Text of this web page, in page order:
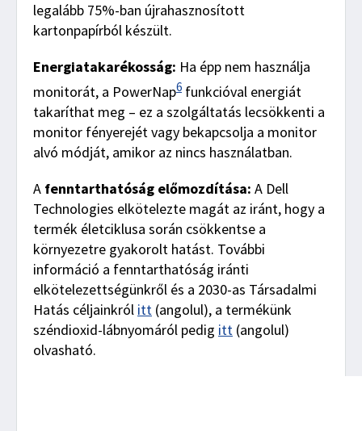
legalább 75%-ban újrahasznosított
kartonpapírból készült.
Energiatakarékosság: Ha épp nem használja
monitorát, a PowerNap6 funkcióval energiát
takaríthat meg – ez a szolgáltatás lecsökkenti a
monitor fényerejét vagy bekapcsolja a monitor
alvó módját, amikor az nincs használatban.
A fenntarthatóság előmozdítása: A Dell
Technologies elkötelezte magát az iránt, hogy a
termék életciklusa során csökkentse a
környezetre gyakorolt hatást. További
információ a fenntarthatóság iránti
elkötelezettségünkről és a 2030-as Társadalmi
Hatás céljainkról itt (angolul), a termékünk
széndioxid-lábnyomáról pedig itt (angolul)
olvasható.